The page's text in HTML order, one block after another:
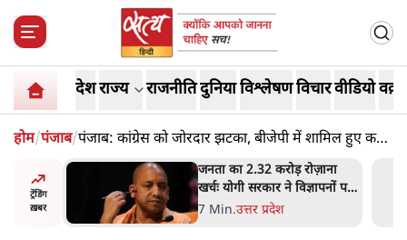
देशराज्य राजनीतिदुनियाविश्लेषणविचारवीडियो
होम/पंजाब/पंजाब: कांग्रेस को जोरदार झटका, बीजेपी में शामिल हुए कई
दिग्गज
ट्रेंडिंग
ख़बर
पर
उलटबांसीः राष्ट्र के चरित्र की मरम्मत
जारी है
11 Min.व्यंग्य/उलटबाँसी